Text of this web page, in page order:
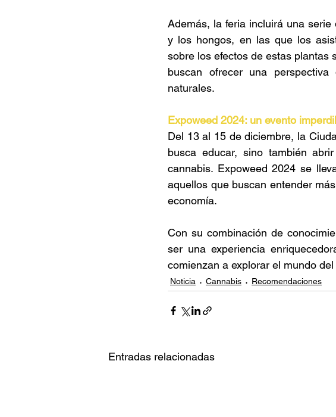
Además, la feria incluirá una
y los hongos, en las que los
sobre los efectos de estas plantas
buscan ofrecer una
naturales.
Expoweed 2024: un evento
Del 13 al 15 de diciembre, la
busca educar, sino también
cannabis. Expoweed 2024 se
aquellos que buscan entender
economía.
Con su combinación de
ser una experiencia
comienzan a explorar el mundo
Noticia Cannabis Recomendaciones
Entradas relacionadas